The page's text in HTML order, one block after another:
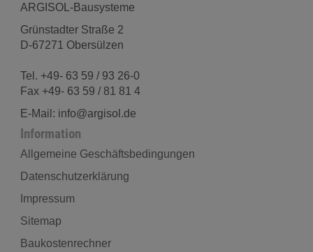
ARGISOL-Bausysteme
Grünstadter Straße 2
D-67271 Obersülzen
Tel. +49- 63 59 / 93 26-0
Fax +49- 63 59 / 81 81 4
E-Mail: info@argisol.de
Information
Allgemeine Geschäftsbedingungen
Datenschutzerklärung
Impressum
Sitemap
Baukostenrechner